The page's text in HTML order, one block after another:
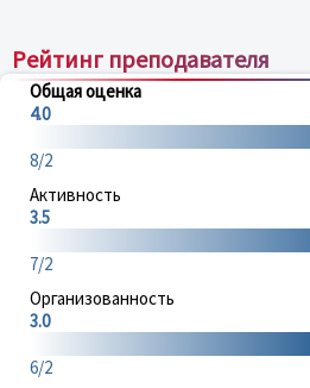
Рейтинг преподавателя
Общая оценка
4.0
8/2
Активность
3.5
7/2
Организованность
3.0
6/2